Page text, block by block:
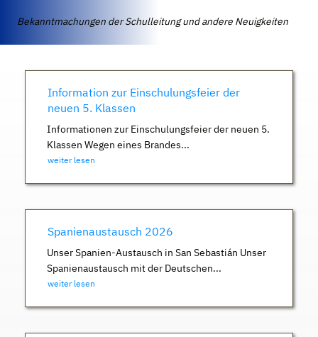
Bekanntmachungen der Schulleitung und andere Neuigkeiten
Information zur Einschulungsfeier der
neuen 5. Klassen
Informationen zur Einschulungsfeier der neuen 5.
Klassen Wegen eines Brandes...
weiter lesen
Spanienaustausch 2026
Unser Spanien-Austausch in San Sebastián Unser
Spanienaustausch mit der Deutschen...
weiter lesen